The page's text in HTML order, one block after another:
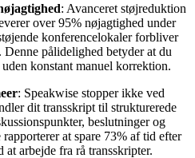
: Avanceret støjreduktion
over 95% nøjagtighed under
konferencelokaler forbliver
pålidelighed betyder at du
konstant manuel korrektion.
: Speakwise stopper ikke ved
dit transskript til strukturerede
beslutninger og
at spare 73% af tid efter
at arbejde fra rå transskripter.